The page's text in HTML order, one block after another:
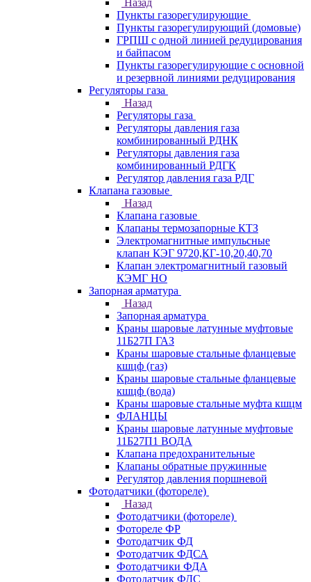
Назад
Пункты газорегулирующие
Пункты газорегулирующий (домовые)
ГРПШ с одной линией редуцирования
и байпасом
Пункты газорегулирующие с основной
и резервной линиями редуцирования
Регуляторы газа
Назад
Регуляторы газа
Регуляторы давления газа
комбинированный РДНК
Регуляторы давления газа
комбинированный РДГК
Регулятор давления газа РДГ
Клапана газовые
Назад
Клапана газовые
Клапаны термозапорные КТЗ
Электромагнитные импульсные
клапан КЭГ 9720,КГ-10,20,40,70
Клапан электромагнитный газовый
КЭМГ НО
Запорная арматура
Назад
Запорная арматура
Краны шаровые латунные муфтовые
11Б27П ГАЗ
Краны шаровые стальные фланцевые
кшцф (газ)
Краны шаровые стальные фланцевые
кшцф (вода)
Краны шаровые стальные муфта кшцм
ФЛАНЦЫ
Краны шаровые латунные муфтовые
11Б27П1 ВОДА
Клапана предохранительные
Клапаны обратные пружинные
Регулятор давления поршневой
Фотодатчики (фотореле)
Назад
Фотодатчики (фотореле)
Фотореле ФР
Фотодатчик ФД
Фотодатчик ФДСА
Фотодатчики ФДА
Фотодатчик ФДС